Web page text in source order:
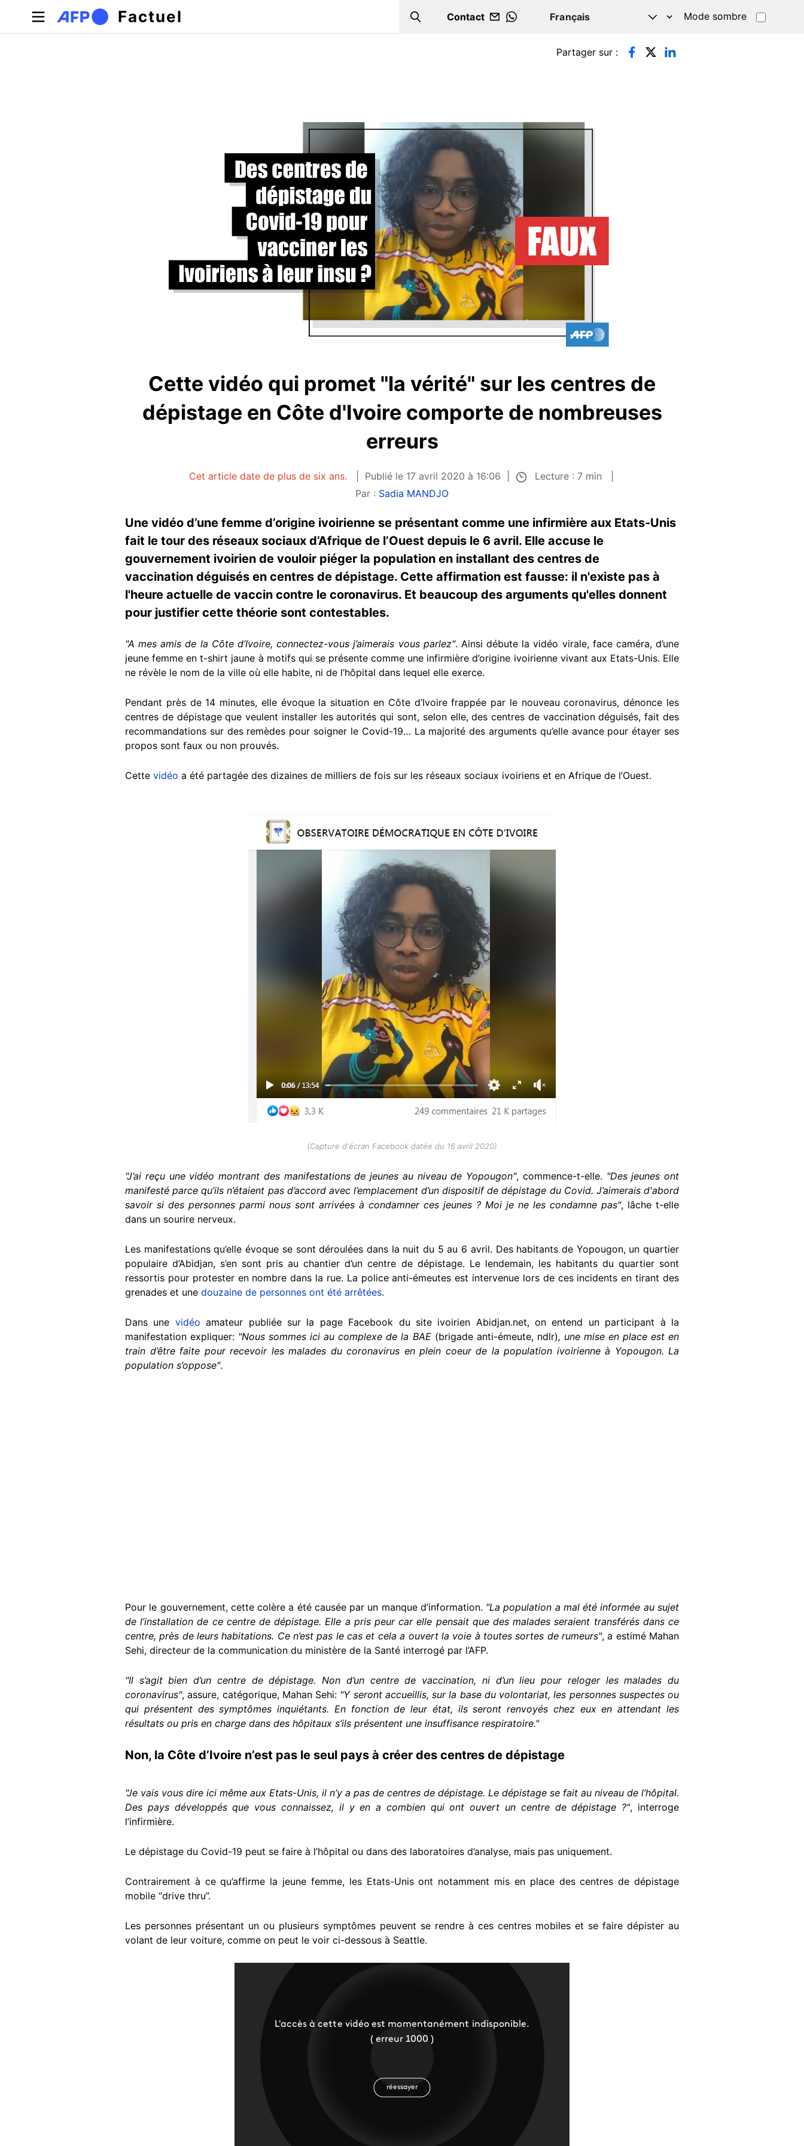
Aller au contenu principal
Factuel Search
Contact
WHATSAPP
Mode sombre
Onglets principaux Partager sur :
Cette vidéo qui promet "la vérité" sur les centres de
dépistage en Côte d'Ivoire comporte de nombreuses
erreurs
Cet article date de plus de six ans. Publié le 17 avril 2020 à 16:06
Lecture : 7 min
Par : Sadia MANDJO
Une vidéo d’une femme d’origine ivoirienne se présentant comme une infirmière aux Etats-Unis
fait le tour des réseaux sociaux d’Afrique de l’Ouest depuis le 6 avril. Elle accuse le
gouvernement ivoirien de vouloir piéger la population en installant des centres de
vaccination déguisés en centres de dépistage. Cette affirmation est fausse: il n'existe pas à
l'heure actuelle de vaccin contre le coronavirus. Et beaucoup des arguments qu'elles donnent
pour justifier cette théorie sont contestables.
"A mes amis de la Côte d’Ivoire, connectez-vous j’aimerais vous parlez". Ainsi débute la vidéo virale, face caméra, d’une
jeune femme en t-shirt jaune à motifs qui se présente comme une infirmière d’origine ivoirienne vivant aux Etats-Unis. Elle
ne révèle le nom de la ville où elle habite, ni de l’hôpital dans lequel elle exerce.
Pendant près de 14 minutes, elle évoque la situation en Côte d’Ivoire frappée par le nouveau coronavirus, dénonce les
centres de dépistage que veulent installer les autorités qui sont, selon elle, des centres de vaccination déguisés, fait des
recommandations sur des remèdes pour soigner le Covid-19… La majorité des arguments qu’elle avance pour étayer ses
propos sont faux ou non prouvés.
Cette vidéo a été partagée des dizaines de milliers de fois sur les réseaux sociaux ivoiriens et en Afrique de l’Ouest.
(Capture d'écran Facebook datée du 16 avril 2020)
"J’ai reçu une vidéo montrant des manifestations de jeunes au niveau de Yopougon", commence-t-elle. "Des jeunes ont
manifesté parce qu’ils n’étaient pas d’accord avec l’emplacement d’un dispositif de dépistage du Covid. J’aimerais d'abord
savoir si des personnes parmi nous sont arrivées à condamner ces jeunes ? Moi je ne les condamne pas", lâche t-elle
dans un sourire nerveux.
Les manifestations qu’elle évoque se sont déroulées dans la nuit du 5 au 6 avril. Des habitants de Yopougon, un quartier
populaire d’Abidjan, s’en sont pris au chantier d’un centre de dépistage. Le lendemain, les habitants du quartier sont
ressortis pour protester en nombre dans la rue. La police anti-émeutes est intervenue lors de ces incidents en tirant des
grenades et une douzaine de personnes ont été arrêtées.
Dans une vidéo amateur publiée sur la page Facebook du site ivoirien Abidjan.net, on entend un participant à la
manifestation expliquer: "Nous sommes ici au complexe de la BAE (brigade anti-émeute, ndlr), une mise en place est en
train d’être faite pour recevoir les malades du coronavirus en plein coeur de la population ivoirienne à Yopougon. La
population s’oppose".
Pour le gouvernement, cette colère a été causée par un manque d’information. "La population a mal été informée au sujet
de l’installation de ce centre de dépistage. Elle a pris peur car elle pensait que des malades seraient transférés dans ce
centre, près de leurs habitations. Ce n’est pas le cas et cela a ouvert la voie à toutes sortes de rumeurs", a estimé Mahan
Sehi, directeur de la communication du ministère de la Santé interrogé par l’AFP.
"Il s’agit bien d’un centre de dépistage. Non d’un centre de vaccination, ni d’un lieu pour reloger les malades du
coronavirus", assure, catégorique, Mahan Sehi: "Y seront accueillis, sur la base du volontariat, les personnes suspectes ou
qui présentent des symptômes inquiétants. En fonction de leur état, ils seront renvoyés chez eux en attendant les
résultats ou pris en charge dans des hôpitaux s’ils présentent une insuffisance respiratoire."
Non, la Côte d’Ivoire n’est pas le seul pays à créer des centres de dépistage
"Je vais vous dire ici même aux Etats-Unis, il n’y a pas de centres de dépistage. Le dépistage se fait au niveau de l’hôpital.
Des pays développés que vous connaissez, il y en a combien qui ont ouvert un centre de dépistage ?", interroge
l’infirmière.
Le dépistage du Covid-19 peut se faire à l’hôpital ou dans des laboratoires d’analyse, mais pas uniquement.
Contrairement à ce qu’affirme la jeune femme, les Etats-Unis ont notamment mis en place des centres de dépistage
mobile “drive thru”.
Les personnes présentant un ou plusieurs symptômes peuvent se rendre à ces centres mobiles et se faire dépister au
volant de leur voiture, comme on peut le voir ci-dessous à Seattle.